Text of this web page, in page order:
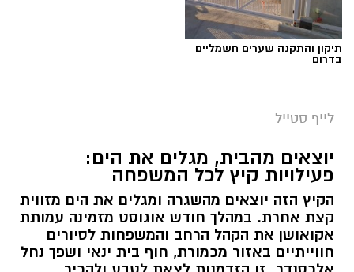
תיקון והתקנה שערים חשמליים
בדרום
לייף סטייל
יוצאים מהבית, מגלים את הים:
פעילויות קיץ לכל המשפחה
הקיץ הזה יוצאים מהשגרה ומגלים את הים מזווית
קצת אחרת. במהלך חודש אוגוסט מזמינה עמותת
אקואושן את הקהל הרחב והמשפחות לסיורים
חווייתיים באזור מכמורת, חוף בית ינאי ושפך נחל